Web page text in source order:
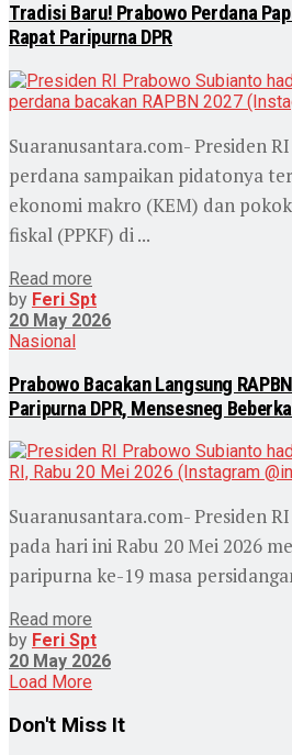
Tradisi Baru! Prabowo Perdana
Rapat Paripurna DPR
Suaranusantara.com- Presiden
perdana sampaikan pidatonya
ekonomi makro (KEM) dan
fiskal (PPKF) di ...
Read more
by Feri Spt
20 May 2026
Nasional
Prabowo Bacakan Langsung
Paripurna DPR, Mensesneg
Suaranusantara.com- Presiden
pada hari ini Rabu 20 Mei 2026
paripurna ke-19 masa
Read more
by Feri Spt
20 May 2026
Load More
Don't Miss It